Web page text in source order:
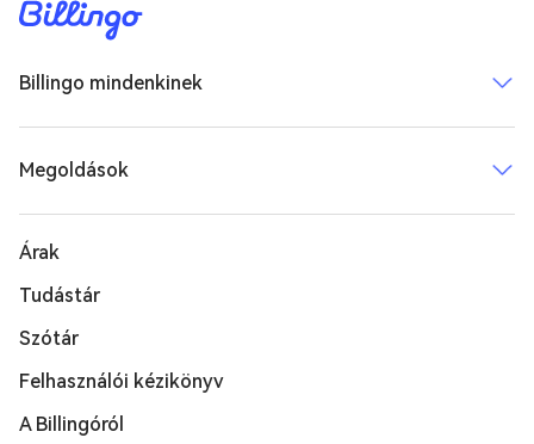
Billingo mindenkinek
Megoldások
Árak
Tudástár
Szótár
Felhasználói kézikönyv
A Billingóról